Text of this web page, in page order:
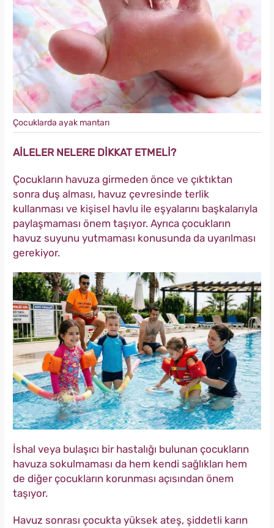
Çocuklarda ayak mantarı
AİLELER NELERE DİKKAT ETMELİ?
Çocukların havuza girmeden önce ve çıktıktan
sonra duş alması, havuz çevresinde terlik
kullanması ve kişisel havlu ile eşyalarını başkalarıyla
paylaşmaması önem taşıyor. Ayrıca çocukların
havuz suyunu yutmaması konusunda da uyarılması
gerekiyor.
İshal veya bulaşıcı bir hastalığı bulunan çocukların
havuza sokulmaması da hem kendi sağlıkları hem
de diğer çocukların korunması açısından önem
taşıyor.
Havuz sonrası çocukta yüksek ateş, şiddetli karın